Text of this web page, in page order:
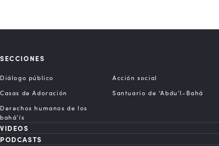
SECCIONES
Diálogo público
Acción social
Casas de Adoración
Santuario de ‘Abdu’l-Bahá
Derechos humanos de los
bahá’ís
VIDEOS
PODCASTS